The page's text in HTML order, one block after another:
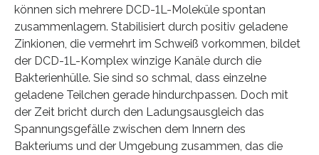
können sich mehrere DCD-1L-Moleküle spontan
zusammenlagern. Stabilisiert durch positiv geladene
Zinkionen, die vermehrt im Schweiß vorkommen, bildet
der DCD-1L-Komplex winzige Kanäle durch die
Bakterienhülle. Sie sind so schmal, dass einzelne
geladene Teilchen gerade hindurchpassen. Doch mit
der Zeit bricht durch den Ladungsausgleich das
Spannungsgefälle zwischen dem Innern des
Bakteriums und der Umgebung zusammen, das die